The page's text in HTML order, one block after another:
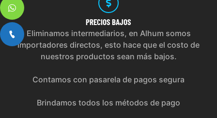
PRECIOS BAJOS
Eliminamos intermediarios, en Alhum somos
importadores directos, esto hace que el costo de
nuestros productos sean más bajos.
Contamos con pasarela de pagos segura
Brindamos todos los métodos de pago